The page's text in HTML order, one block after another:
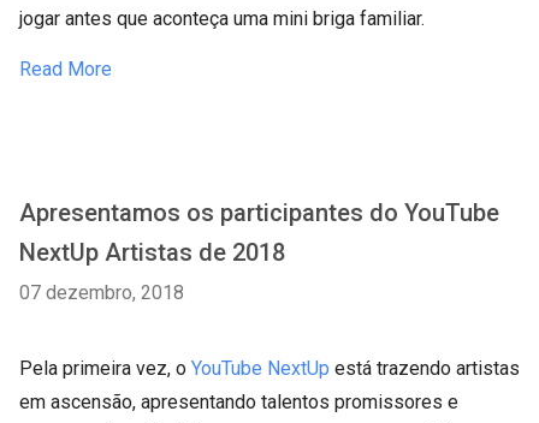
jogar antes que aconteça uma mini briga familiar.
Read More
Apresentamos os participantes do YouTube
NextUp Artistas de 2018
07 dezembro, 2018
Pela primeira vez, o YouTube NextUp está trazendo artistas
em ascensão, apresentando talentos promissores e